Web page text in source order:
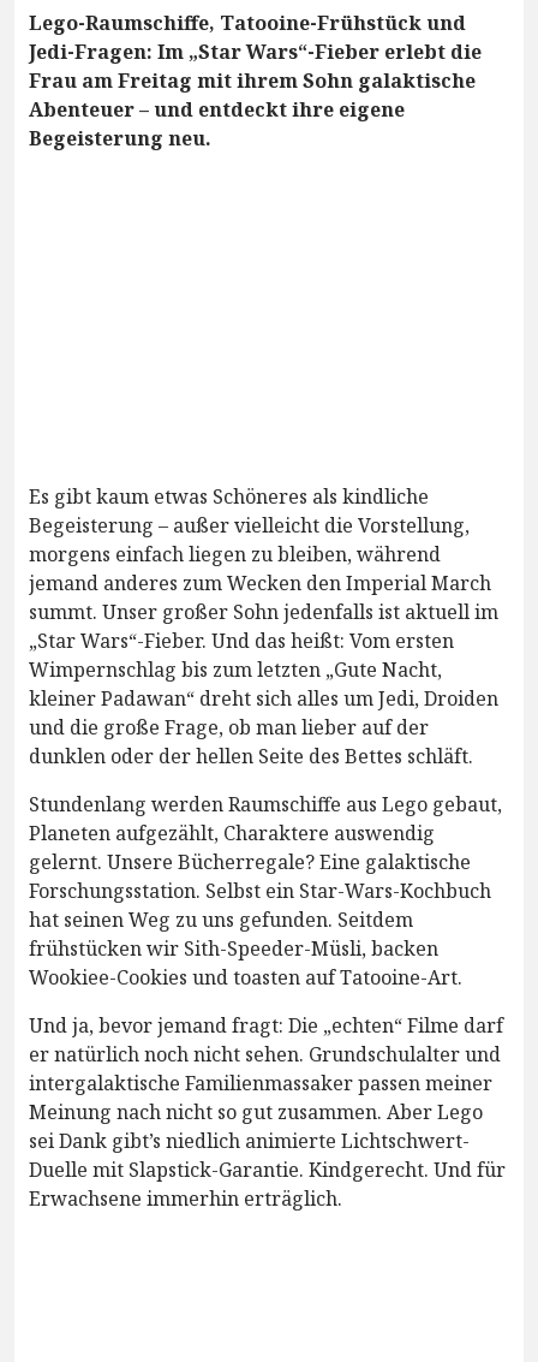
Lego-Raumschiffe, Tatooine-Frühstück und
Jedi-Fragen: Im „Star Wars“-Fieber erlebt die
Frau am Freitag mit ihrem Sohn galaktische
Abenteuer – und entdeckt ihre eigene
Begeisterung neu.
Es gibt kaum etwas Schöneres als kindliche
Begeisterung – außer vielleicht die Vorstellung,
morgens einfach liegen zu bleiben, während
jemand anderes zum Wecken den Imperial March
summt. Unser großer Sohn jedenfalls ist aktuell im
„Star Wars“-Fieber. Und das heißt: Vom ersten
Wimpernschlag bis zum letzten „Gute Nacht,
kleiner Padawan“ dreht sich alles um Jedi, Droiden
und die große Frage, ob man lieber auf der
dunklen oder der hellen Seite des Bettes schläft.
Stundenlang werden Raumschiffe aus Lego gebaut,
Planeten aufgezählt, Charaktere auswendig
gelernt. Unsere Bücherregale? Eine galaktische
Forschungsstation. Selbst ein Star-Wars-Kochbuch
hat seinen Weg zu uns gefunden. Seitdem
frühstücken wir Sith-Speeder-Müsli, backen
Wookiee-Cookies und toasten auf Tatooine-Art.
Und ja, bevor jemand fragt: Die „echten“ Filme darf
er natürlich noch nicht sehen. Grundschulalter und
intergalaktische Familienmassaker passen meiner
Meinung nach nicht so gut zusammen. Aber Lego
sei Dank gibt’s niedlich animierte Lichtschwert-
Duelle mit Slapstick-Garantie. Kindgerecht. Und für
Erwachsene immerhin erträglich.